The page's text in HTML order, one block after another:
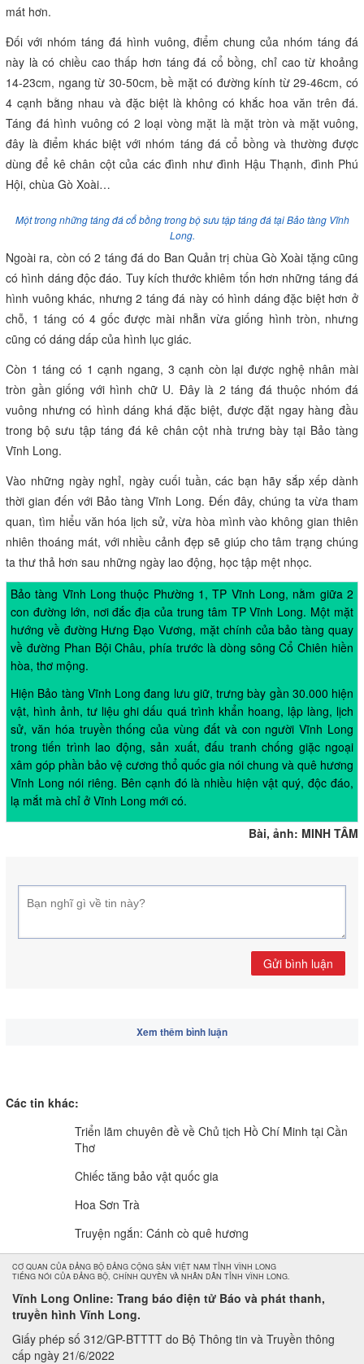
mát hơn.
Đối với nhóm táng đá hình vuông, điểm chung của nhóm táng đá
này là có chiều cao thấp hơn táng đá cổ bồng, chỉ cao từ khoảng
14-23cm, ngang từ 30-50cm, bề mặt có đường kính từ 29-46cm, có
4 cạnh bằng nhau và đặc biệt là không có khắc hoa văn trên đá.
Táng đá hình vuông có 2 loại vòng mặt là mặt tròn và mặt vuông,
đây là điểm khác biệt với nhóm táng đá cổ bồng và thường được
dùng để kê chân cột của các đình như đình Hậu Thạnh, đình Phú
Hội, chùa Gò Xoài…
Một trong những táng đá cổ bồng trong bộ sưu tập táng đá tại Bảo tàng Vĩnh
Long.
Ngoài ra, còn có 2 táng đá do Ban Quản trị chùa Gò Xoài tặng cũng
có hình dáng độc đáo. Tuy kích thước khiêm tốn hơn những táng đá
hình vuông khác, nhưng 2 táng đá này có hình dáng đặc biệt hơn ở
chỗ, 1 táng có 4 gốc được mài nhẵn vừa giống hình tròn, nhưng
cũng có dáng dấp của hình lục giác.
Còn 1 táng có 1 cạnh ngang, 3 cạnh còn lại được nghệ nhân mài
tròn gần giống với hình chữ U. Đây là 2 táng đá thuộc nhóm đá
vuông nhưng có hình dáng khá đặc biệt, được đặt ngay hàng đầu
trong bộ sưu tập táng đá kê chân cột nhà trưng bày tại Bảo tàng
Vĩnh Long.
Vào những ngày nghỉ, ngày cuối tuần, các bạn hãy sắp xếp dành
thời gian đến với Bảo tàng Vĩnh Long. Đến đây, chúng ta vừa tham
quan, tìm hiểu văn hóa lịch sử, vừa hòa mình vào không gian thiên
nhiên thoáng mát, với nhiều cảnh đẹp sẽ giúp cho tâm trạng chúng
ta thư thả hơn sau những ngày lao động, học tập mệt nhọc.
Bảo tàng Vĩnh Long thuộc Phường 1, TP Vĩnh Long, nằm giữa 2
con đường lớn, nơi đắc địa của trung tâm TP Vĩnh Long. Một mặt
hướng về đường Hưng Đạo Vương, mặt chính của bảo tàng quay
về đường Phan Bội Châu, phía trước là dòng sông Cổ Chiên hiền
hòa, thơ mộng.
Hiện Bảo tàng Vĩnh Long đang lưu giữ, trưng bày gần 30.000 hiện
vật, hình ảnh, tư liệu ghi dấu quá trình khẩn hoang, lập làng, lịch
sử, văn hóa truyền thống của vùng đất và con người Vĩnh Long
trong tiến trình lao động, sản xuất, đấu tranh chống giặc ngoại
xâm góp phần bảo vệ cương thổ quốc gia nói chung và quê hương
Vĩnh Long nói riêng. Bên cạnh đó là nhiều hiện vật quý, độc đáo,
lạ mắt mà chỉ ở Vĩnh Long mới có.
Bài, ảnh: MINH TÂM
Gửi bình luận
Xem thêm bình luận
Các tin khác:
Triển lãm chuyên đề về Chủ tịch Hồ Chí Minh tại Cần
Thơ
Chiếc tăng bảo vật quốc gia
Hoa Sơn Trà
Truyện ngắn: Cánh cò quê hương
CƠ QUAN CỦA ĐẢNG BỘ ĐẢNG CỘNG SẢN VIỆT NAM TỈNH VĨNH LONG
TIẾNG NÓI CỦA ĐẢNG BỘ, CHÍNH QUYỀN VÀ NHÂN DÂN TỈNH VĨNH LONG.
Vĩnh Long Online: Trang báo điện tử Báo và phát thanh,
truyền hình Vĩnh Long.
Giấy phép số 312/GP-BTTTT do Bộ Thông tin và Truyền thông
cấp ngày 21/6/2022